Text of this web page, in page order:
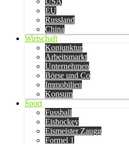
EU
Russland
China
Wirtschaft
Konjunktur
Arbeitsmarkt
Unternehmen
Börse und Co
Immobilien
Konsum
Sport
Fussball
Eishockey
Eismeister Zaugg
Formel 1